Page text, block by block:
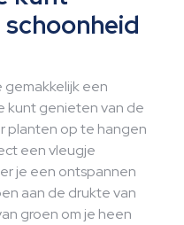
een
kunt genieten van de
planten op te hangen
een vleugje
je een ontspannen
aan de drukte van
groen om je heen